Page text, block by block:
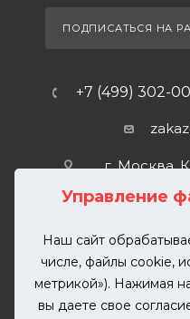
Управление
Наш сайт
числе, файлы cookie,
метрикой»). Нажимая
вы даете свое
ПОДПИСАТЬСЯ НА
+7 (499) 302-
г. Москва,